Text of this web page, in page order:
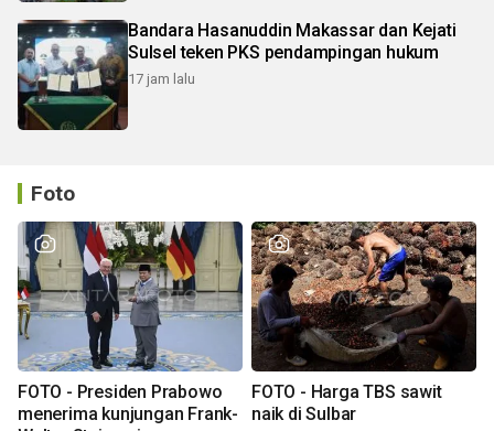
Bandara Hasanuddin Makassar dan Kejati
Sulsel teken PKS pendampingan hukum
17 jam lalu
Foto
FOTO - Presiden Prabowo
menerima kunjungan Frank-
FOTO - Harga TBS sawit
naik di Sulbar